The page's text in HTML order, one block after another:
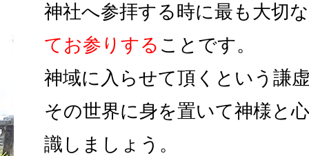
神社へ参拝する時に最も大切
てお参りする ことです。
神域に入らせて頂くという謙
その世界に身を置いて神様と
識しましょう。